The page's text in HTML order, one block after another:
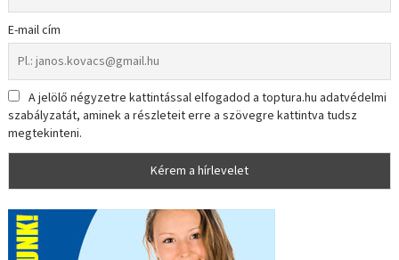
E-mail cím
A jelölő négyzetre kattintással elfogadod a toptura.hu adatvédelmi
szabályzatát, aminek a részleteit erre a szövegre kattintva tudsz
megtekinteni.